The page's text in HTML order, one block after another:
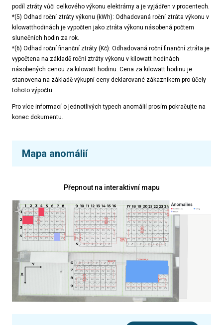
podíl ztráty vůči celkového výkonu elektrárny a je vyjádřen v procentech.
*(5) Odhad roční ztráty výkonu (kWh): Odhadovaná roční ztráta výkonu v
kilowatthodinách je vypočten jako ztráta výkonu násobená počtem
slunečních hodin za rok.
*(6) Odhad roční finanční ztráty (Kč): Odhadovaná roční finanční ztráta je
vypočtena na základě roční ztráty výkonu v kilowatt hodinách
násobených cenou za kilowatt hodinu. Cena za kilowatt hodinu je
stanovena na základě výkupní ceny deklarované zákazníkem pro účely
tohoto výpočtu.
Pro více informací o jednotlivých typech anomálií prosím pokračujte na
konec dokumentu.
Mapa anomálií
Přepnout na interaktivní mapu